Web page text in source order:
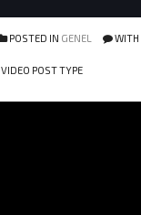
POSTED IN GENEL WITH
VIDEO POST TYPE